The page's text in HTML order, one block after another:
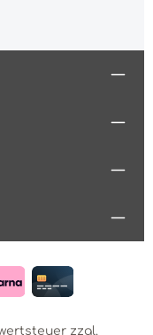
zzgl.